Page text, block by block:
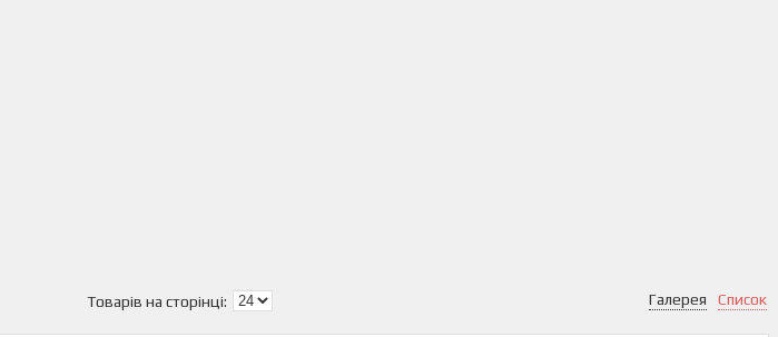
Галерея Список